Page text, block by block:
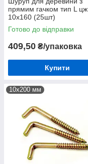
прямим гачком тип L цж
10х160 (25шт)
Готово до відправки
409,50 ₴/упаковка
Купити
10х200 мм